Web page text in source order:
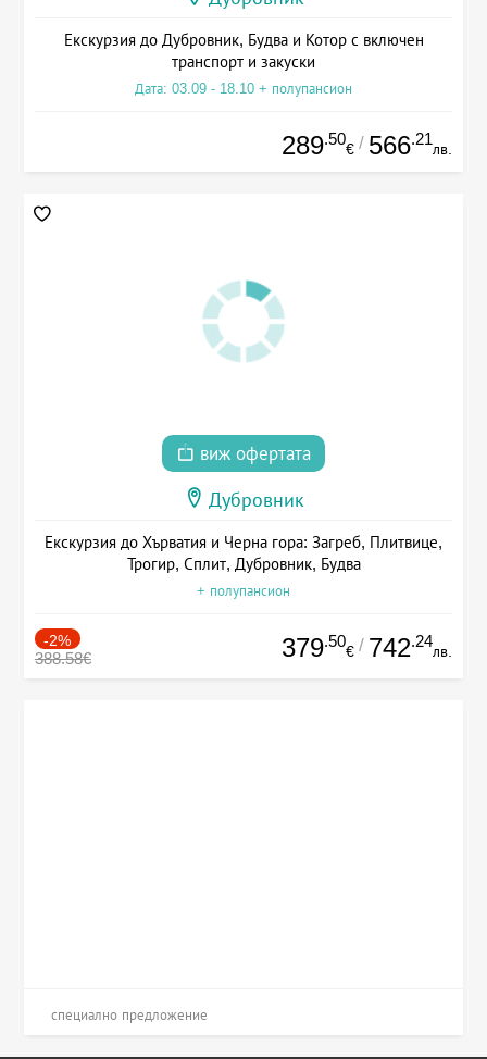
Екскурзия до Дубровник, Будва и Котор с включен
транспорт и закуски
Дата: 03.09 - 18.10 + полупансион
289.50
€ / 566.21
лв.
виж офертата
Дубровник
Екскурзия до Хърватия и Черна гора: Загреб, Плитвице,
Трогир, Сплит, Дубровник, Будва
+ полупансион
-2%
388.58€ 379.50
€ / 742.24
лв.
специално предложение